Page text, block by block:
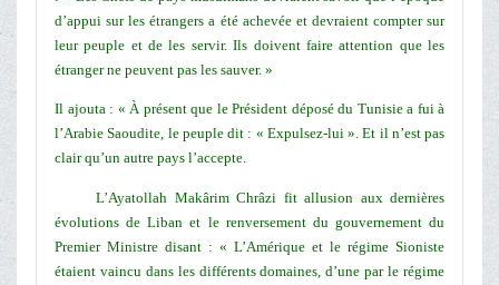
d’appui sur les étrangers a été achevée et devraient compter sur
leur peuple et de les servir. Ils doivent faire attention que les
étranger ne peuvent pas les sauver. »
Il ajouta : « À présent que le Président déposé du Tunisie a fui à
l’Arabie Saoudite, le peuple dit : « Expulsez-lui ». Et il n’est pas
clair qu’un autre pays l’accepte.
L’Ayatollah Makârim Chrâzi fit allusion aux dernières
évolutions de Liban et le renversement du gouvernement du
Premier Ministre disant : « L’Amérique et le régime Sioniste
étaient vaincu dans les différents domaines, d’une par le régime